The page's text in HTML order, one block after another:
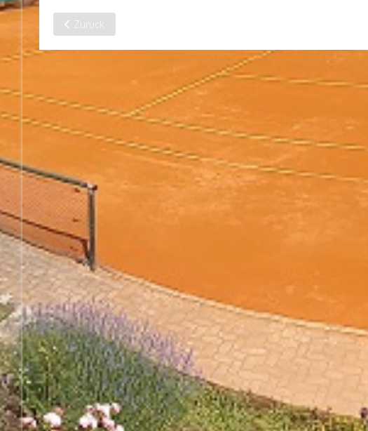
Vorheriger Beitrag: Souveräner Start der Damen 2
Zurück